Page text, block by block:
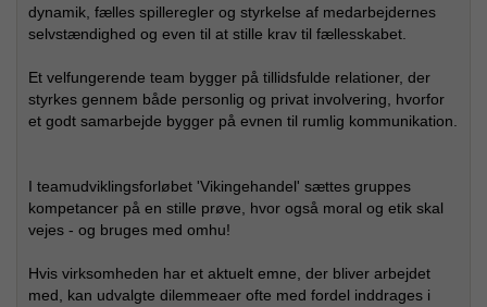
dynamik, fælles spilleregler og styrkelse af medarbejdernes
selvstændighed og even til at stille krav til fællesskabet.
Et velfungerende team bygger på tillidsfulde relationer, der
styrkes gennem både personlig og privat involvering, hvorfor
et godt samarbejde bygger på evnen til rumlig kommunikation.
I teamudviklingsforløbet 'Vikingehandel' sættes gruppes
kompetancer på en stille prøve, hvor også moral og etik skal
vejes - og bruges med omhu!
Hvis virksomheden har et aktuelt emne, der bliver arbejdet
med, kan udvalgte dilemmeaer ofte med fordel inddrages i